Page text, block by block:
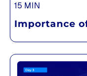
15 MIN
Importance